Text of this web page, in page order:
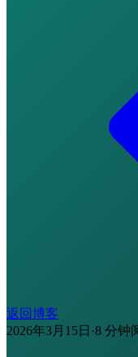
返回博客
2026年3月15日 ·8 分钟